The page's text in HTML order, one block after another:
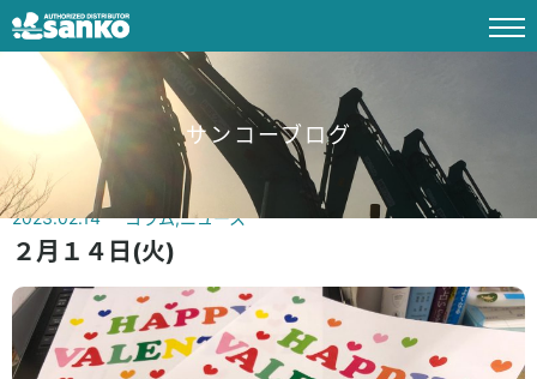
サンコーブログ
2023.02.14 コラム,ニュース
２月１４日(火)